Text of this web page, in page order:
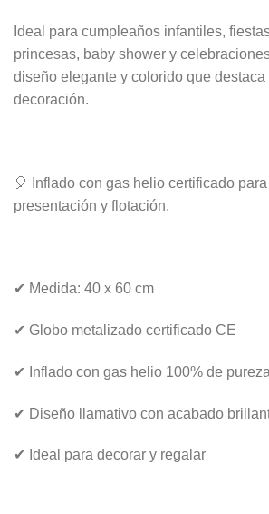
Ideal para cumpleaños infantiles,
princesas, baby shower y
diseño elegante y colorido que
decoración.
🎈 Inflado con gas helio certificado
presentación y flotación.
✔ Medida: 40 x 60 cm
✔ Globo metalizado certificado CE
✔ Inflado con gas helio 100% de pureza
✔ Diseño llamativo con acabado
✔ Ideal para decorar y regalar